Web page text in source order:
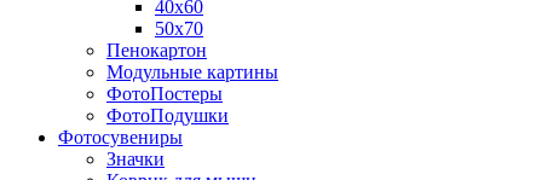
40х60
50х70
Пенокартон
Модульные картины
ФотоПостеры
ФотоПодушки
Фотоcувениры
Значки